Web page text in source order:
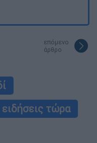
επόμενο
άρθρο
ειδήσεις τώρα